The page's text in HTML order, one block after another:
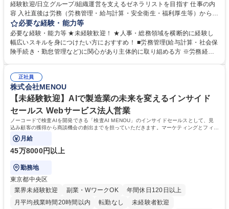
経験歓迎/日立グループ/組織運営を支えるゼネラリストを目指す 仕事の内
容 入社直後は労務（労務管理・給与計算・安全衛生・福利厚生等）からお
任せいたします。将来は総務・採用・教育業務へ守備範囲を広げ、組織運
営を支えるゼネラリストをめざせます。 ・初期業務：労働時間管理、給与
計算、社会保険対応、福利厚生管理、安全衛生、健康経営推進等をお任せ
します。ご経験に応じて、休職者管理など、幅広く経験を積んでいただき
幅広く経験を積みたい意欲がある方に最適な環境です。 募集職種 【総
務・人事】未経験歓迎/日立グループ/組織運営を支えるゼネラリストを目
指す
必要な経験・能力等
必要な経験・能力等 ★未経験歓迎！ ★人事・総務領域を横断的に経験し
幅広いスキルを身につけたい方におすすめ！ ■労務管理(給与計算・社会保
険手続き・勤怠管理など)に関心があり主体的に取り組める方 ※労務経験
のご経験 ■労務管理（給与計算・社会保険手続き・勤怠管理など）の経験
■衛生管理者の資格をお持ちの方 学歴・資格 学歴：大学院 大学 高専 短大
専修学校 高校 語学力： 資格：
正社員
株式会社MENOU
【未経験歓迎】AIで製造業の未来を変えるインサイド
セールス Webサービス法人営業
ノーコードで検査AIを開発できる「検査AI MENOU」のインサイドセールスとして、見
込み顧客の獲得から商談機会の創出までを担っていただきます。マーケティングとフィー
ルドセールスをつなぐ役割として、
月給
45万8000円以上
勤務地
東京都中央区
業界未経験歓迎
副業・WワークOK
年間休日120日以上
月平均残業時間20時間以内
転勤なし 未経験者歓迎